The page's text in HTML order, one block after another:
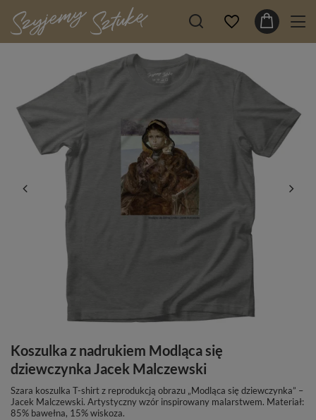
Koszulka z nadrukiem Modląca się
dziewczynka Jacek Malczewski
Szara koszulka T-shirt z reprodukcją obrazu „Modląca się dziewczynka” –
Jacek Malczewski. Artystyczny wzór inspirowany malarstwem. Materiał:
85% bawełna, 15% wiskoza.